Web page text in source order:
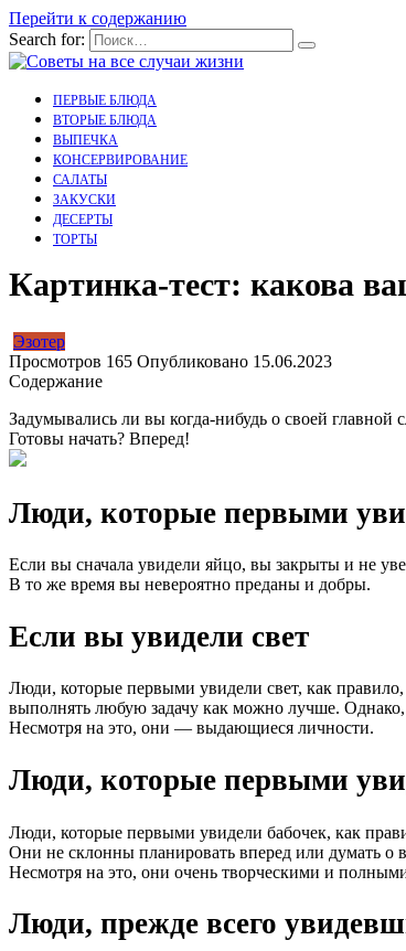
Перейти к содержанию
Search for:
ПЕРВЫЕ БЛЮДА
ВТОРЫЕ БЛЮДА
ВЫПЕЧКА
КОНСЕРВИРОВАНИЕ
САЛАТЫ
ЗАКУСКИ
ДЕСЕРТЫ
ТОРТЫ
Картинка-тест: какова
Эзотер
Просмотров 165 Опубликовано 15.06.2023
Содержание
Задумывались ли вы когда-нибудь о своей главной
Готовы начать? Вперед!
Люди, которые первыми
Если вы сначала увидели яйцо, вы закрыты и не
В то же время вы невероятно преданы и добры.
Если вы увидели свет
Люди, которые первыми увидели свет, как
выполнять любую задачу как можно лучше.
Несмотря на это, они — выдающиеся личности.
Люди, которые первыми
Люди, которые первыми увидели бабочек, как
Они не склонны планировать вперед или думать о
Несмотря на это, они очень творческими и
Люди, прежде всего